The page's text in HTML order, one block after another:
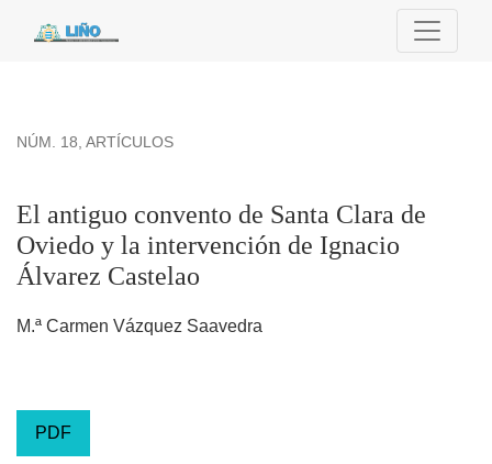
El antiguo convento de Santa Clara de Oviedo y la
NÚM. 18, ARTÍCULOS
El antiguo convento de Santa Clara de
Oviedo y la intervención de Ignacio
Álvarez Castelao
M.ª Carmen Vázquez Saavedra
PDF